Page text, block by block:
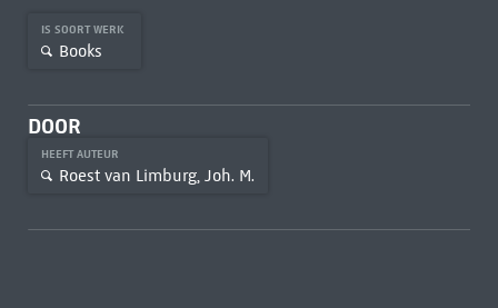
IS SOORT WERK
Books
DOOR
HEEFT AUTEUR
Roest van Limburg, Joh. M.